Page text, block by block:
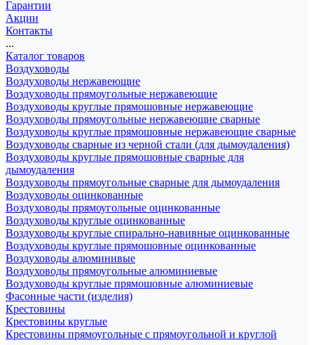
Гарантии
Акции
Контакты
...
Каталог товаров
Воздуховоды
Воздуховоды нержавеющие
Воздуховоды прямоугольные нержавеющие
Воздуховоды круглые прямошовные нержавеющие
Воздуховоды прямоугольные нержавеющие сварные
Воздуховоды круглые прямошовные нержавеющие сварные
Воздуховоды сварные из черной стали (для дымоудаления)
Воздуховоды круглые прямошовные сварные для
дымоудаления
Воздуховоды прямоугольные сварные для дымоудаления
Воздуховоды оцинкованные
Воздуховоды прямоугольные оцинкованные
Воздуховоды круглые оцинкованные
Воздуховоды круглые спирально-навивные оцинкованные
Воздуховоды круглые прямошовные оцинкованные
Воздуховоды алюминивые
Воздуховоды прямоугольные алюминиевые
Воздуховоды круглые прямошовные алюминиевые
Фасонные части (изделия)
Крестовины
Крестовины круглые
Крестовины прямоугольные с прямоугольной и круглой